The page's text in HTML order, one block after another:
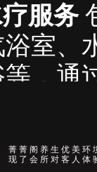
浴缸
椅、
力和
的按
菁菁阁养生优美环
现了会所对客人体